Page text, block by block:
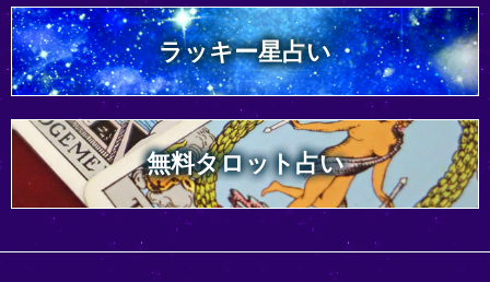
ラッキー星占い
無料タロット占い